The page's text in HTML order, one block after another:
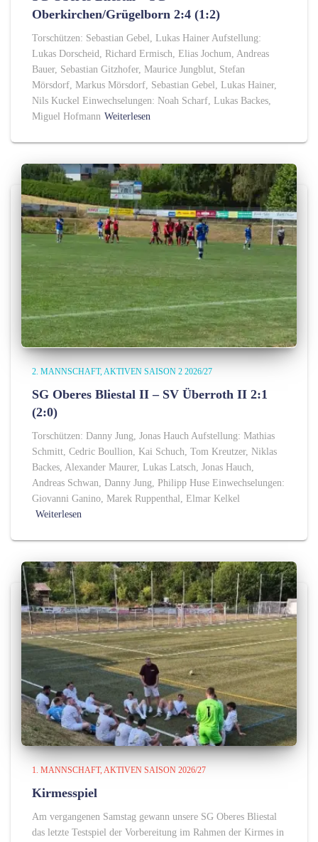
Oberkirchen/Grügelborn 2:4 (1:2)
Torschützen: Sebastian Gebel, Lukas Hainer Aufstellung:
Lukas Dorscheid, Richard Ermisch, Elias Jochum, Andreas
Bauer, Sebastian Gitzhofer, Maurice Jungblut, Stefan
Mörsdorf, Markus Mörsdorf, Sebastian Gebel, Lukas Hainer,
Nils Kuckel Einwechselungen: Noah Scharf, Lukas Backes,
Miguel Hofmann Weiterlesen
2. MANNSCHAFT AKTIVEN SAISON 2 2026/27
SG Oberes Bliestal II – SV Überroth II 2:1
(2:0)
Torschützen: Danny Jung, Jonas Hauch Aufstellung: Mathias
Schmitt, Cedric Boullion, Kai Schuch, Tom Kreutzer, Niklas
Backes, Alexander Maurer, Lukas Latsch, Jonas Hauch,
Andreas Schwan, Danny Jung, Philipp Huse Einwechselungen:
Giovanni Ganino, Marek Ruppenthal, Elmar Kelkel
Weiterlesen
1. MANNSCHAFT AKTIVEN SAISON 2026/27
Kirmesspiel
Am vergangenen Samstag gewann unsere SG Oberes Bliestal
das letzte Testspiel der Vorbereitung im Rahmen der Kirmes in